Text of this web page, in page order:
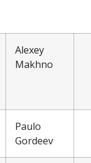
Alexey
Makhno
Paulo
Gordeev